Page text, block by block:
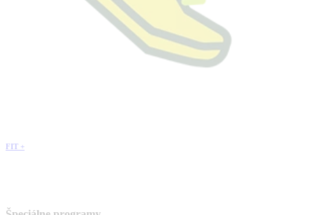
FIT +